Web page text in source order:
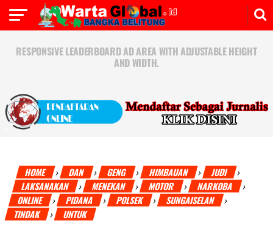
RESPONSIVE LEADERBOARD AD AREA WITH ADJUSTABLE HEIGHT
AND WIDTH.
HOME › DAN › GENG › HIMBAUAN › JUDI ›
LAKSANAKAN › MENEKAN › MOTOR › NARKOBA ›
ONLINE › PIDANA › POLSEK › SUNGAISELAN ›
TINDAK › UNTUK